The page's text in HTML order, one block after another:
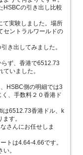
HSBCの引き出し比較
て実験しました。場所
セントラルワールドの
き出してみました。
ず、香港で6512.73
いました。
HSBC側の明細では3
、手数料２０香港ド
は6512.73香港ドル、k
す。
さんにお任せしま
トは4.64-4.66です。
。